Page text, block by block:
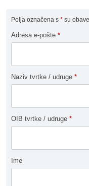
Polja označena s * su
Adresa e-pošte *
Naziv tvrtke / udruge *
OIB tvrtke / udruge *
Ime